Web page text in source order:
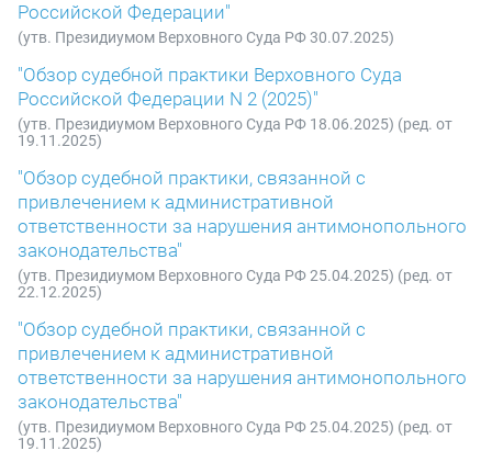
Российской Федерации"
(утв. Президиумом Верховного Суда РФ 30.07.2025)
"Обзор судебной практики Верховного Суда
Российской Федерации N 2 (2025)"
(утв. Президиумом Верховного Суда РФ 18.06.2025) (ред. от
19.11.2025)
"Обзор судебной практики, связанной с
привлечением к административной
ответственности за нарушения антимонопольного
законодательства"
(утв. Президиумом Верховного Суда РФ 25.04.2025) (ред. от
22.12.2025)
"Обзор судебной практики, связанной с
привлечением к административной
ответственности за нарушения антимонопольного
законодательства"
(утв. Президиумом Верховного Суда РФ 25.04.2025) (ред. от
19.11.2025)